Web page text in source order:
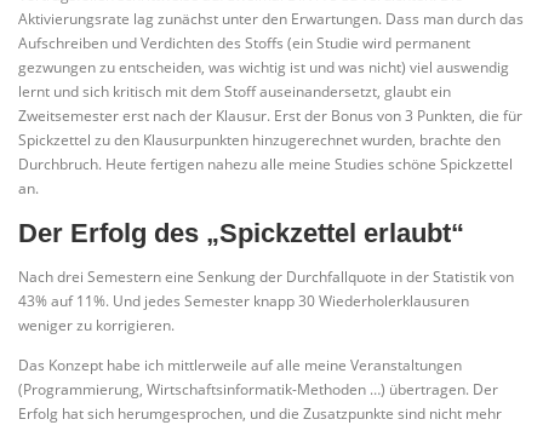
Aktivierungsrate lag zunächst unter den Erwartungen. Dass man durch das
Aufschreiben und Verdichten des Stoffs (ein Studie wird permanent
gezwungen zu entscheiden, was wichtig ist und was nicht) viel auswendig
lernt und sich kritisch mit dem Stoff auseinandersetzt, glaubt ein
Zweitsemester erst nach der Klausur. Erst der Bonus von 3 Punkten, die für
Spickzettel zu den Klausurpunkten hinzugerechnet wurden, brachte den
Durchbruch. Heute fertigen nahezu alle meine Studies schöne Spickzettel
an.
Der Erfolg des „Spickzettel erlaubt“
Nach drei Semestern eine Senkung der Durchfallquote in der Statistik von
43% auf 11%. Und jedes Semester knapp 30 Wiederholerklausuren
weniger zu korrigieren.
Das Konzept habe ich mittlerweile auf alle meine Veranstaltungen
(Programmierung, Wirtschaftsinformatik-Methoden …) übertragen. Der
Erfolg hat sich herumgesprochen, und die Zusatzpunkte sind nicht mehr